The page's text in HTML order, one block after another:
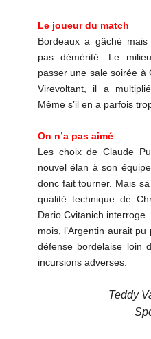
Le joueur du match
Bordeaux a gâché mais
pas démérité. Le
passer une sale soirée à
Virevoltant, il a
Même s’il en a parfois
On n’a pas aimé
Les choix de Claude
nouvel élan à son
donc fait tourner. Mais
qualité technique de
Dario Cvitanich
mois, l’Argentin aurait
défense bordelaise loin
incursions adverses.
Teddy